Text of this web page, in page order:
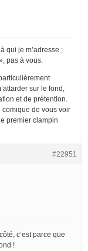
qui je m’adresse ;
pas à vous.
sur le fond,
et de prétention.
de vous voir
premier clampin
#22951
c’est parce que
!